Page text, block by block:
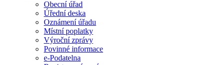
Obecní úřad
Úřední deska
Oznámení úřadu
Místní poplatky
Výroční zprávy
Povinné informace
e-Podatelna